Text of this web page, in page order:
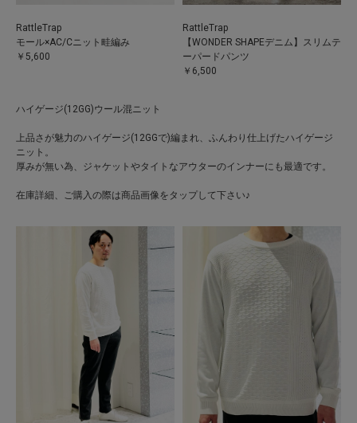
RattleTrap
モール×AC/Cニット畦編み
￥5,600
RattleTrap
【WONDER SHAPEデニム】スリムテ
ーパードパンツ
￥6,500
ハイゲージ(12GG)ウール混ニット
上品さが魅力のハイゲージ(12GGで)編まれ、ふんわり仕上げたハイゲージ
ニット。
厚みが無い為、ジャケットやタイトなアウターのインナーにも最適です。
在庫詳細、ご購入の際は商品画像をタップして下さい♪